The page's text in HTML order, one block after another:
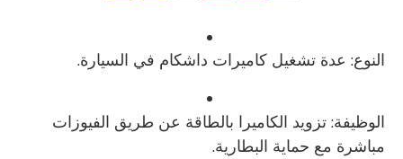
النوع: عدة تشغيل كاميرات داشكام في السيارة.
الوظيفة: تزويد الكاميرا بالطاقة عن طريق الفيوزات
مباشرة مع حماية البطارية.